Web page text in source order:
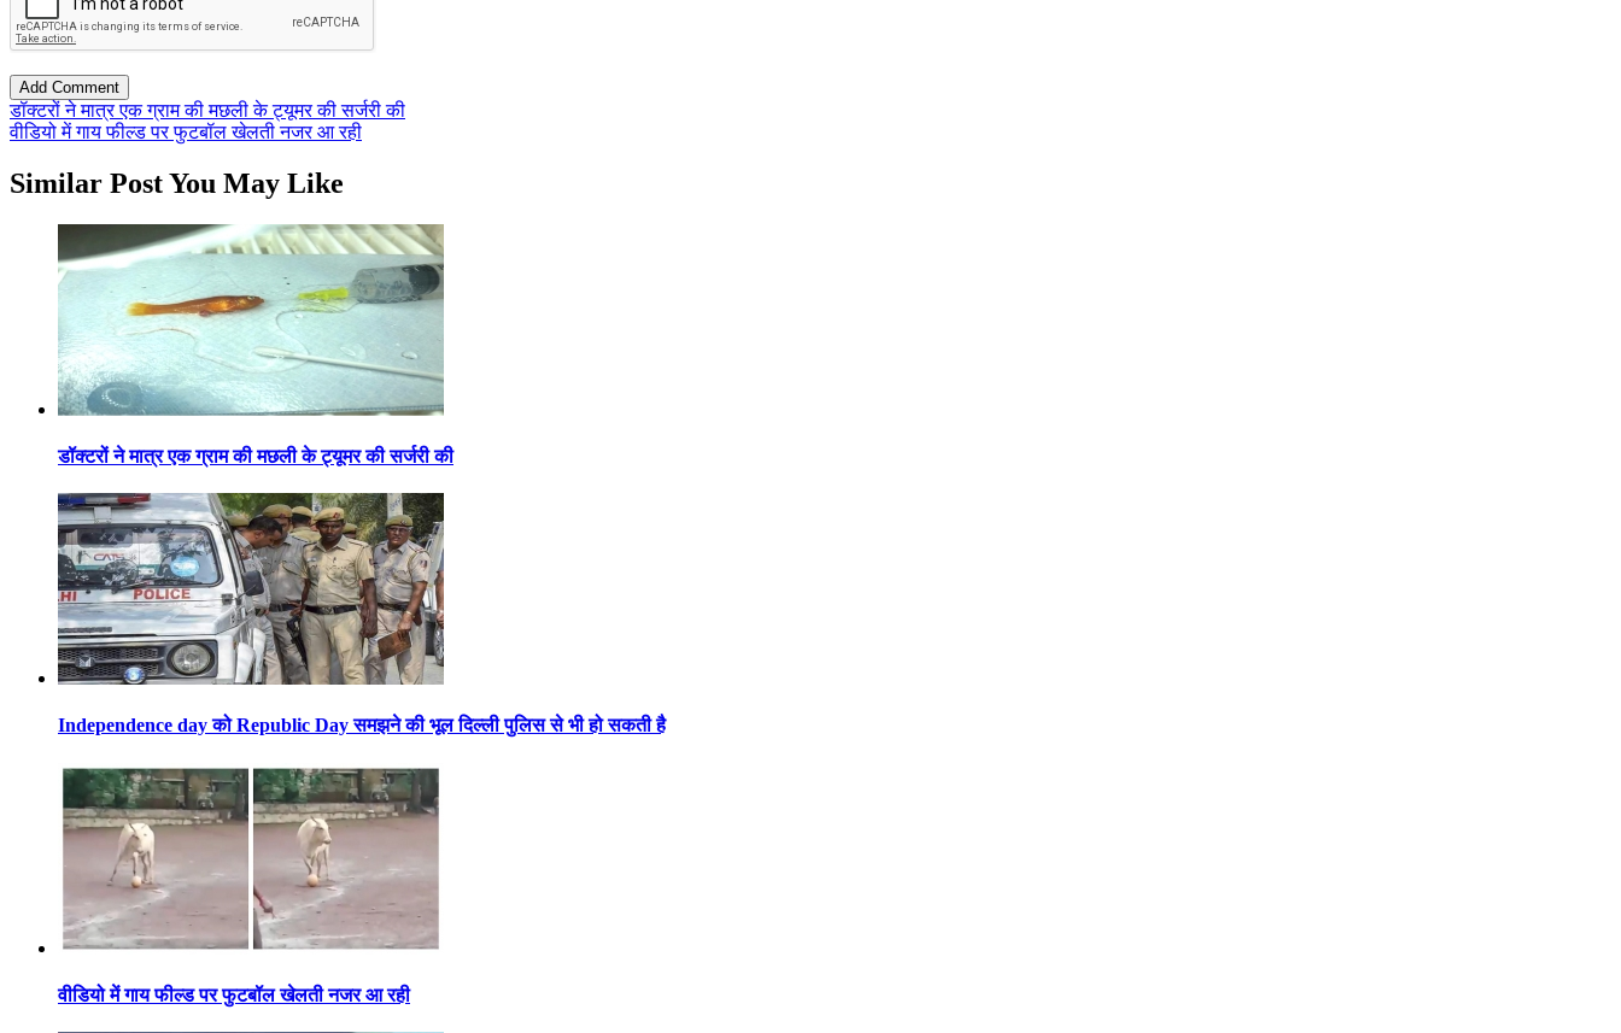
डॉक्टरों ने मात्र एक ग्राम की मछली के ट्यूमर की सर्जरी की
वीडियो में गाय फील्ड पर फुटबॉल खेलती नजर आ रही
Similar Post You May Like
डॉक्टरों ने मात्र एक ग्राम की मछली के ट्यूमर की सर्जरी की
Independence day को Republic Day समझने की भूल दिल्ली पुलिस से भी हो सकती है
वीडियो में गाय फील्ड पर फुटबॉल खेलती नजर आ रही